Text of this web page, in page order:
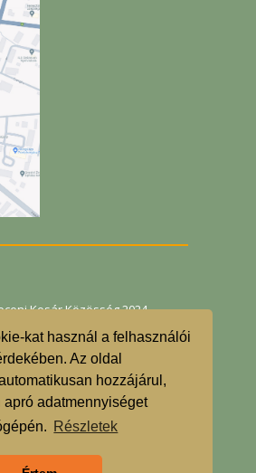
kat használ a felhasználói
Az oldal
hozzájárul,
apró adatmennyiséget
Részletek
Kosár Közösség 2024.
Egyesület
ÁSZF
GDPR
Árgarancia